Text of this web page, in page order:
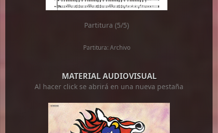
Partitura (5/5)
Partitura: Archivo
MATERIAL AUDIOVISUAL
Al hacer click se abrirá en una nueva pestaña